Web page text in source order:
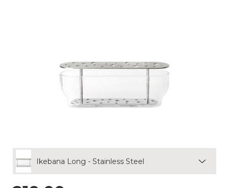
Ikebana Long - Stainless Steel